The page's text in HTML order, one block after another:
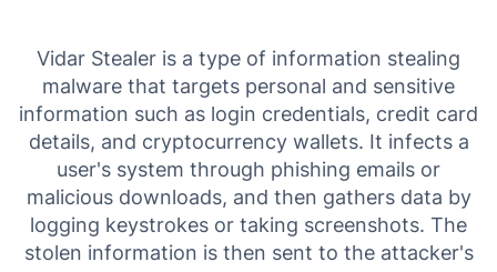
Vidar Stealer is a type of information stealing
malware that targets personal and sensitive
information such as login credentials, credit card
details, and cryptocurrency wallets. It infects a
user's system through phishing emails or
malicious downloads, and then gathers data by
logging keystrokes or taking screenshots. The
stolen information is then sent to the attacker's